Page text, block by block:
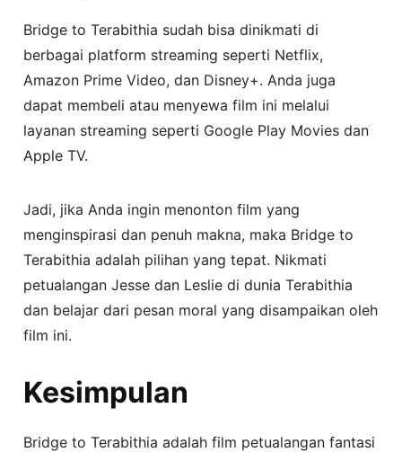
Bridge to Terabithia sudah bisa dinikmati di
berbagai platform streaming seperti Netflix,
Amazon Prime Video, dan Disney+. Anda juga
dapat membeli atau menyewa film ini melalui
layanan streaming seperti Google Play Movies dan
Apple TV.
Jadi, jika Anda ingin menonton film yang
menginspirasi dan penuh makna, maka Bridge to
Terabithia adalah pilihan yang tepat. Nikmati
petualangan Jesse dan Leslie di dunia Terabithia
dan belajar dari pesan moral yang disampaikan oleh
film ini.
Kesimpulan
Bridge to Terabithia adalah film petualangan fantasi